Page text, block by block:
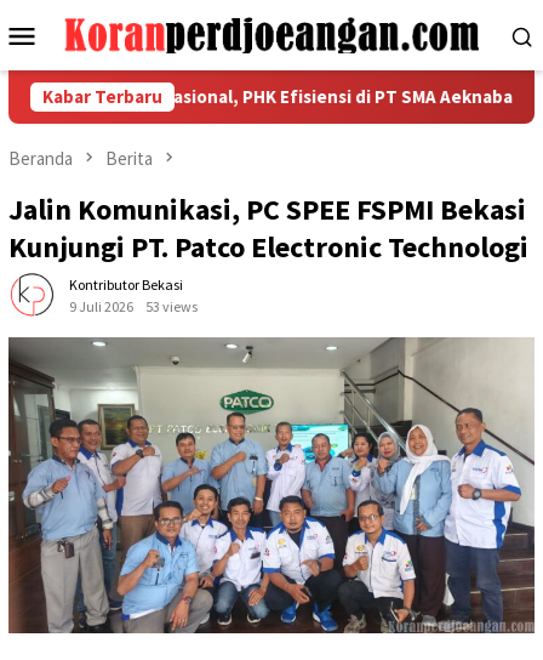
ke
Menu
Mobile
Kabar Terbaru
Kekuatan Nasional, PHK Efisiensi di PT SMA Aeknabara Jadi
Beranda Berita
Jalin Komunikasi, PC SPEE FSPMI Bekasi
Kunjungi PT. Patco Electronic Technologi
Kontributor Bekasi
9 Juli 2026
53 views